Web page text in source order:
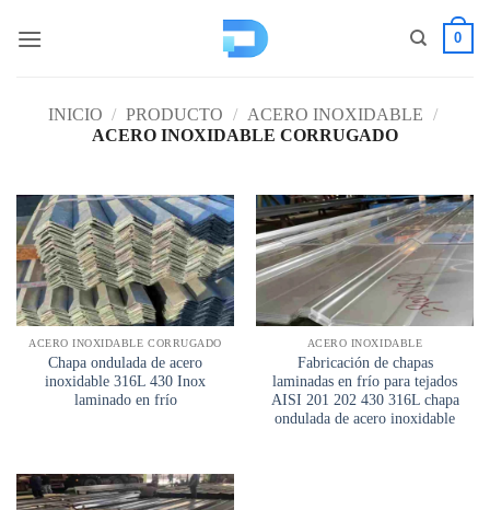
0
INICIO / PRODUCTO / ACERO INOXIDABLE /
ACERO INOXIDABLE CORRUGADO
ACERO INOXIDABLE CORRUGADO
Chapa ondulada de acero
inoxidable 316L 430 Inox
laminado en frío
ACERO INOXIDABLE
Fabricación de chapas
laminadas en frío para tejados
AISI 201 202 430 316L chapa
ondulada de acero inoxidable